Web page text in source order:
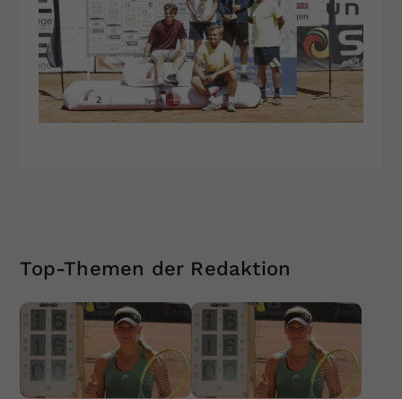
Top-Themen der Redaktion